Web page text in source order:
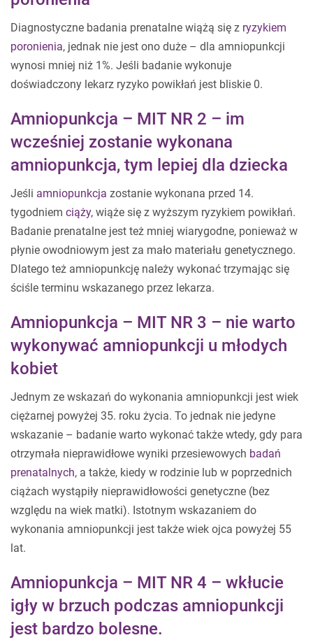
Diagnostyczne badania prenatalne wiążą się z ryzykiem
poronienia, jednak nie jest ono duże – dla amniopunkcji
wynosi mniej niż 1%. Jeśli badanie wykonuje
doświadczony lekarz ryzyko powikłań jest bliskie 0.
Amniopunkcja – MIT NR 2 – im
wcześniej zostanie wykonana
amniopunkcja, tym lepiej dla dziecka
Jeśli amniopunkcja zostanie wykonana przed 14.
tygodniem ciąży, wiąże się z wyższym ryzykiem powikłań.
Badanie prenatalne jest też mniej wiarygodne, ponieważ w
płynie owodniowym jest za mało materiału genetycznego.
Dlatego też amniopunkcję należy wykonać trzymając się
ściśle terminu wskazanego przez lekarza.
Amniopunkcja – MIT NR 3 – nie warto
wykonywać amniopunkcji u młodych
kobiet
Jednym ze wskazań do wykonania amniopunkcji jest wiek
ciężarnej powyżej 35. roku życia. To jednak nie jedyne
wskazanie – badanie warto wykonać także wtedy, gdy para
otrzymała nieprawidłowe wyniki przesiewowych badań
prenatalnych, a także, kiedy w rodzinie lub w poprzednich
ciążach wystąpiły nieprawidłowości genetyczne (bez
względu na wiek matki). Istotnym wskazaniem do
wykonania amniopunkcji jest także wiek ojca powyżej 55
lat.
Amniopunkcja – MIT NR 4 – wkłucie
igły w brzuch podczas amniopunkcji
jest bardzo bolesne.